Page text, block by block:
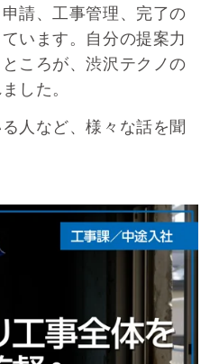
請、工事管理、完了の
います。自分の提案力
ころが、渋沢テクノの
した。
人など、様々な話を聞